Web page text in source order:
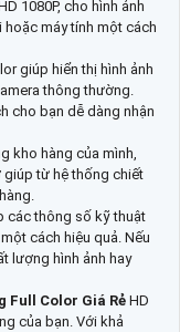
1080P, cho hình ảnh
hoặc máy tính một cách
giúp hiển thị hình ảnh
thông thường.
cho bạn dễ dàng nhận
kho hàng của mình,
giúp từ hệ thống chiết
các thông số kỹ thuật
cách hiệu quả. Nếu
lượng hình ảnh hay
Full Color Giá Rẻ HD
của bạn. Với khả